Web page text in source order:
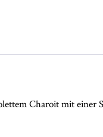
Charoit mit